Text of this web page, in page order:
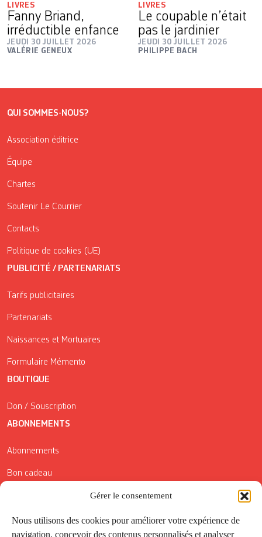
Gérer le consentement
Nous utilisons des cookies pour améliorer votre expérience de
navigation, concevoir des contenus personnalisés et analyser
LIVRES
Fanny Briand,
irréductible enfance
JEUDI 30 JUILLET 2026
VALÉRIE GENEUX
LIVRES
Le coupable n’était
pas le jardinier
JEUDI 30 JUILLET 2026
PHILIPPE BACH
QUI SOMMES-NOUS?
Association éditrice
Équipe
Chartes
Soutenir Le Courrier
Contacts
Politique de cookies (UE)
PUBLICITÉ / PARTENARIATS
Tarifs publicitaires
Partenariats
Naissances et Mortuaires
Formulaire Mémento
BOUTIQUE
Don / Souscription
ABONNEMENTS
Abonnements
Bon cadeau
Conditions générales de vente
Réductions de la Carte Côté Courrier